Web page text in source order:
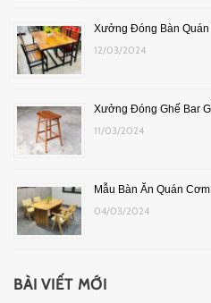
Xưởng Đóng Bàn Quán
12/03/2024
Xưởng Đóng Ghế Bar
11/03/2024
Mẫu Bàn Ăn Quán
04/03/2024
BÀI VIẾT MỚI